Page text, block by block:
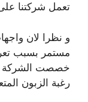
تعمل شركتنا
و نظرا لان
مستمر بسبب
خصصت الشركة
رغبة الزبون